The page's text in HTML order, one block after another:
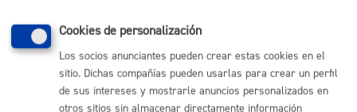
Enlaces útiles
Ofertas de empleo
Perfil del contratante
Sede electrónica
Mapas - GeoDonostia
Cookies de personalización
Los socios anunciantes pueden crear estas cookies en el
sitio. Dichas compañías pueden usarlas para crear un perfil
de sus intereses y mostrarle anuncios personalizados en
otros sitios sin almacenar directamente información